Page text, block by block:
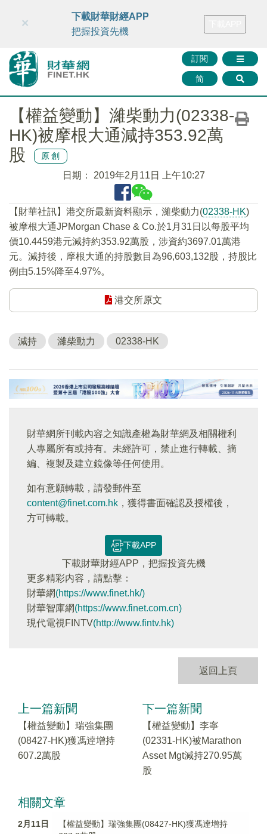
財華智庫網 FINTV FINMETA 財華證券 媒體矩陣
訂閱
简
×
下載財華財經APP
把握投資先機
【權益變動】濰柴動力(02338-
HK)被摩根大通減持353.92萬
股
原創
日期： 2019年2月11日 上午10:27
【財華社訊】港交所最新資料顯示，濰柴動力(02338-HK)
被摩根大通JPMorgan Chase & Co.於1月31日以每股平均
價10.4459港元減持約353.92萬股，涉資約3697.01萬港
元。減持後，摩根大通的持股數目為96,603,132股，持股比
例由5.15%降至4.97%。
港交所原文
減持 濰柴動力 02338-HK
財華網所刊載內容之知識產權為財華網及相關權利
人專屬所有或持有。未經許可，禁止進行轉載、摘
編、複製及建立鏡像等任何使用。
如有意願轉載，請發郵件至
content@finet.com.hk ，獲得書面確認及授權後，
方可轉載。
下載APP
下載財華財經APP，把握投資先機
更多精彩内容，請點擊：
財華網(https://www.finet.hk/)
財華智庫網(https://www.finet.com.cn)
現代電視FINTV(http://www.fintv.hk)
返回上頁
上一篇新聞
【權益變動】瑞強集團
(08427-HK)獲馮逹增持
607.2萬股
下一篇新聞
【權益變動】李寧
(02331-HK)被Marathon
Asset Mgt減持270.95萬
股
相關文章
2月11日
【權益變動】瑞強集團(08427-HK)獲馮逹增持